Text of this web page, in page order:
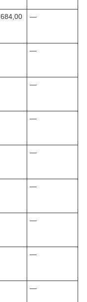
684,00 —
—
—
—
—
—
—
—
—